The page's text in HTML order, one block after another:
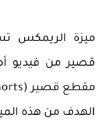
ميزة الريمكس
قصير من فيديو
مقطع قصير (Shorts) مدته
الهدف من هذه